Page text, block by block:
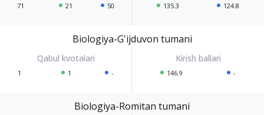
71 21 50 135.3 124.8
Biologiya-G'ijduvon tumani
1 1 - 146.9 -
Biologiya-Romitan tumani